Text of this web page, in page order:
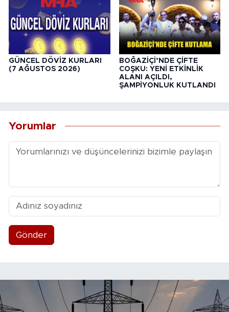
GÜNCEL DÖVİZ KURLARI
(7 AĞUSTOS 2026)
BOĞAZİÇİ’NDE ÇİFTE
COŞKU: YENİ ETKİNLİK
ALANI AÇILDI,
ŞAMPİYONLUK KUTLANDI
Yorumlar
Gönder